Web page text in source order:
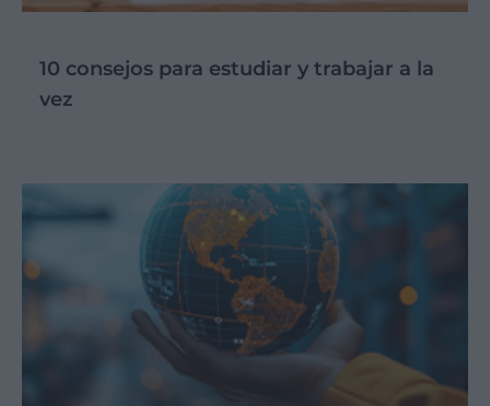
10 consejos para estudiar y trabajar a la
vez